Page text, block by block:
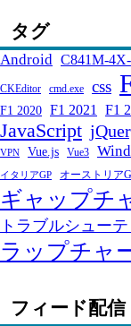
タグ
Android C841M-
CKEditor cmd.exe css
F1 2020 F1 2021 F1
JavaScript
VPN Vue.js Vue3
イタリアGP オーストリア
ギャップチ
トラブルシュー
ラップチャ
フィード配信